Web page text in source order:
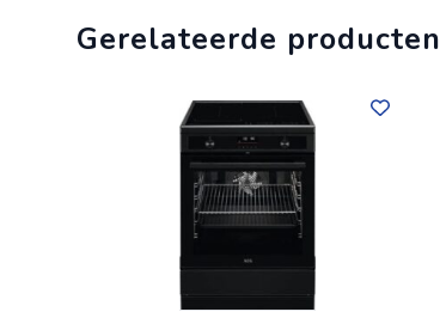
Gerelateerde producten